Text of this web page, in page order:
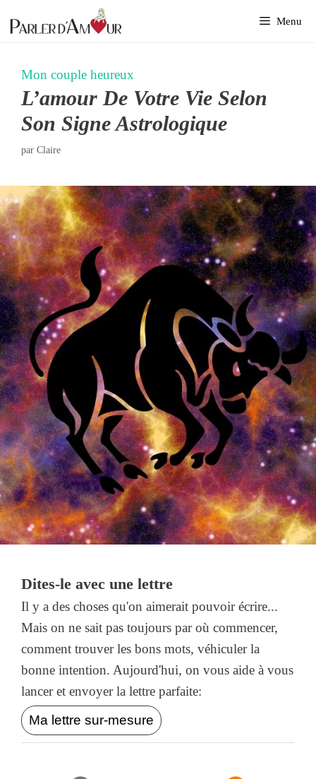
au
Menu
Mon couple heureux
L’amour De Votre Vie Selon
Son Signe Astrologique
par Claire
Dites-le avec une lettre
Il y a des choses qu'on aimerait pouvoir écrire...
Mais on ne sait pas toujours par où commencer,
comment trouver les bons mots, véhiculer la
bonne intention. Aujourd'hui, on vous aide à vous
lancer et envoyer la lettre parfaite:
Ma lettre sur-mesure